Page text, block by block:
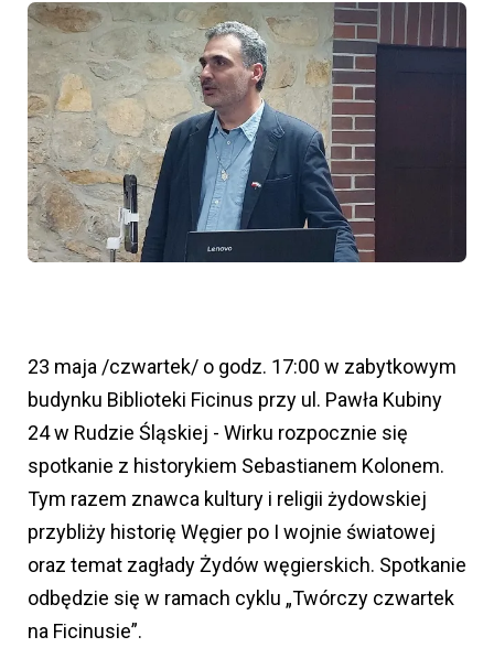
23 maja /czwartek/ o godz. 17:00 w zabytkowym
budynku Biblioteki Ficinus przy ul. Pawła Kubiny
24 w Rudzie Śląskiej - Wirku rozpocznie się
spotkanie z historykiem Sebastianem Kolonem.
Tym razem znawca kultury i religii żydowskiej
przybliży historię Węgier po I wojnie światowej
oraz temat zagłady Żydów węgierskich. Spotkanie
odbędzie się w ramach cyklu „Twórczy czwartek
na Ficinusie”.